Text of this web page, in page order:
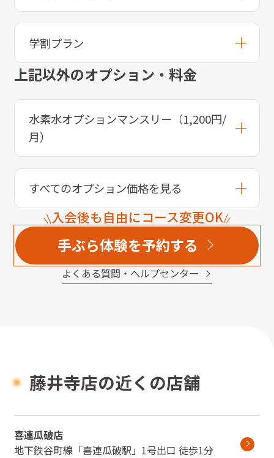
学割プラン
上記以外のオプション・料金
水素水オプションマンスリー（1,200円/
月）
すべてのオプション価格を見る
入会後も自由にコース変更OK
手ぶら体験を予約する
よくある質問・へルプセンター
藤井寺店の近くの店舗
喜連瓜破店
地下鉄谷町線「喜連瓜破駅 」 1号出口 徒歩1分